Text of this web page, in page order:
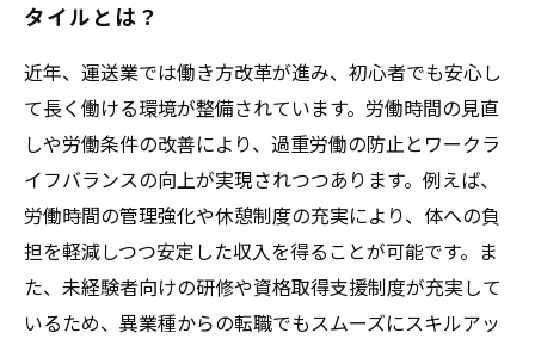
タイルとは？
近年、運送業では働き方改革が進み、初心者でも安心し
て長く働ける環境が整備されています。労働時間の見直
しや労働条件の改善により、過重労働の防止とワークラ
イフバランスの向上が実現されつつあります。例えば、
労働時間の管理強化や休憩制度の充実により、体への負
担を軽減しつつ安定した収入を得ることが可能です。ま
た、未経験者向けの研修や資格取得支援制度が充実して
いるため、異業種からの転職でもスムーズにスキルアッ